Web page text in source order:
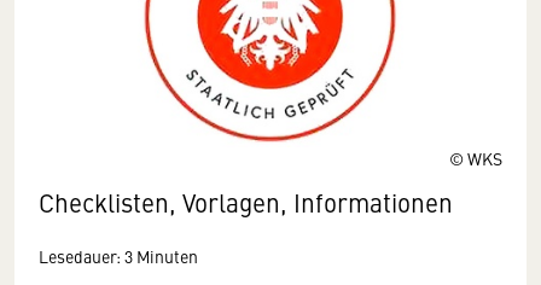
© WKS
Checklisten, Vorlagen, Informationen
Lesedauer: 3 Minuten